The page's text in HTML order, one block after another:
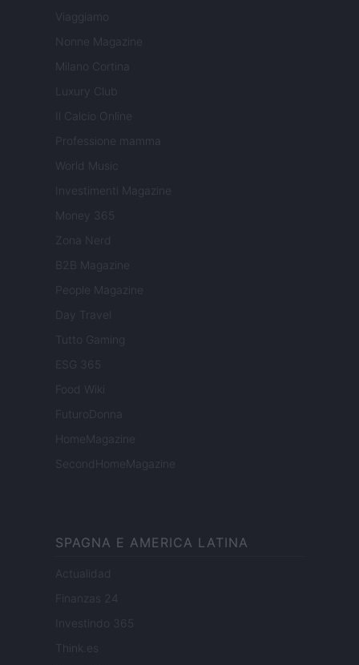
Viaggiamo
Nonne Magazine
Milano Cortina
Luxury Club
Il Calcio Online
Professione mamma
World Music
Investimenti Magazine
Money 365
Zona Nerd
B2B Magazine
People Magazine
Day Travel
Tutto Gaming
ESG 365
Food Wiki
FuturoDonna
HomeMagazine
SecondHomeMagazine
SPAGNA E AMERICA LATINA
Actualidad
Finanzas 24
Investindo 365
Think.es